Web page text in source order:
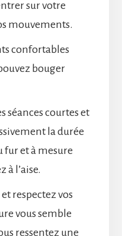
sur votre
mouvements.
confortables
bouger
séances courtes et
la durée
fur et à mesure
à l’aise.
respectez vos
vous semble
ressentez une